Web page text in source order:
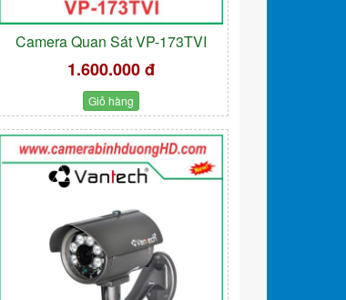
Camera Quan Sát VP-173TVI
1.600.000 đ
Giỏ hàng